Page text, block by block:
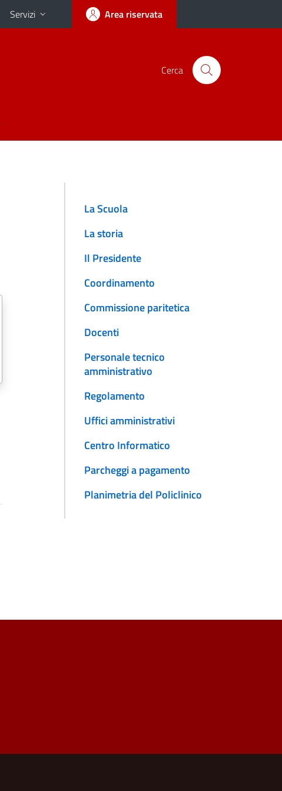
Servizi Area riservata
Cerca
La Scuola
La storia
Il Presidente
Coordinamento
Commissione paritetica
Docenti
Personale tecnico
amministrativo
Regolamento
Uffici amministrativi
Centro Informatico
Parcheggi a pagamento
Planimetria del Policlinico